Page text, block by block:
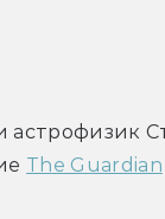
The Guardian